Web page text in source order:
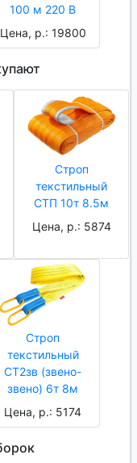
100 м 220 В
Цена, р.: 19800
Строп
текстильный
СТП 10т 8.5м
Цена, р.: 5874
Строп
текстильный
СТ2зв (звено-
звено) 6т 8м
Цена, р.: 5174